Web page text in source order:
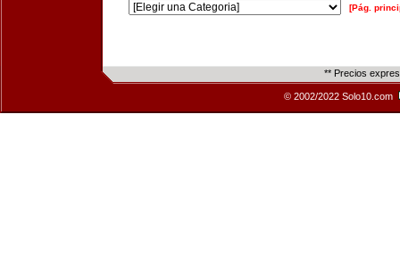
[Pág.
** Precios
© 2002/2022 Solo10.com